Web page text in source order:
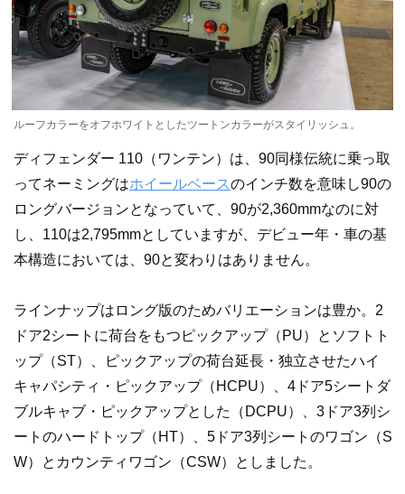
ルーフカラーをオフホワイトとしたツートンカラーがスタイリッシュ。
ディフェンダー 110（ワンテン）は、90同様伝統に乗っ取
ってネーミングはホイールベースのインチ数を意味し90の
ロングバージョンとなっていて、90が2,360mmなのに対
し、110は2,795mmとしていますが、デビュー年・車の基
本構造においては、90と変わりはありません。
ラインナップはロング版のためバリエーションは豊か。2
ドア2シートに荷台をもつピックアップ（PU）とソフトト
ップ（ST）、ピックアップの荷台延長・独立させたハイ
キャパシティ・ピックアップ（HCPU）、4ドア5シートダ
ブルキャブ・ピックアップとした（DCPU）、3ドア3列シ
ートのハードトップ（HT）、5ドア3列シートのワゴン（S
W）とカウンティワゴン（CSW）としました。